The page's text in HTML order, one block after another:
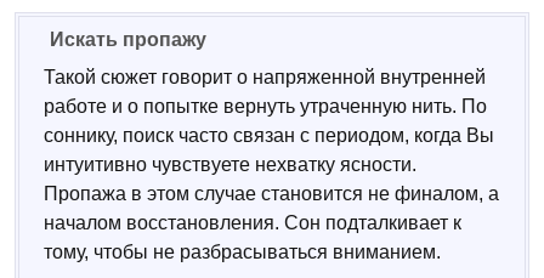
Искать пропажу
Такой сюжет говорит о напряженной внутренней
работе и о попытке вернуть утраченную нить. По
соннику, поиск часто связан с периодом, когда Вы
интуитивно чувствуете нехватку ясности.
Пропажа в этом случае становится не финалом, а
началом восстановления. Сон подталкивает к
тому, чтобы не разбрасываться вниманием.